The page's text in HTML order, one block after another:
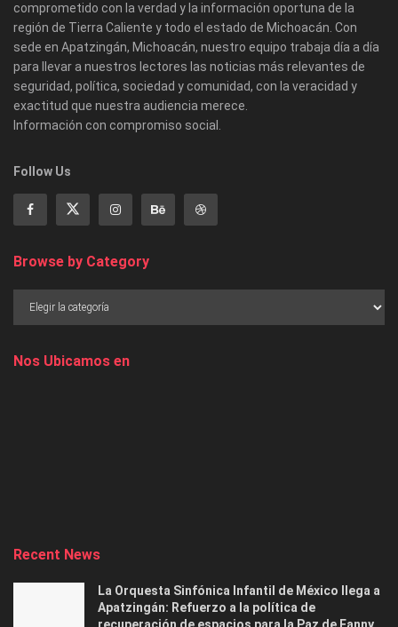
comprometido con la verdad y la información oportuna de la
región de Tierra Caliente y todo el estado de Michoacán. Con
sede en Apatzingán, Michoacán, nuestro equipo trabaja día a día
para llevar a nuestros lectores las noticias más relevantes de
seguridad, política, sociedad y comunidad, con la veracidad y
exactitud que nuestra audiencia merece.
Información con compromiso social.
Follow Us
Browse by Category
Nos Ubicamos en
Recent News
La Orquesta Sinfónica Infantil de México llega a
Apatzingán: Refuerzo a la política de